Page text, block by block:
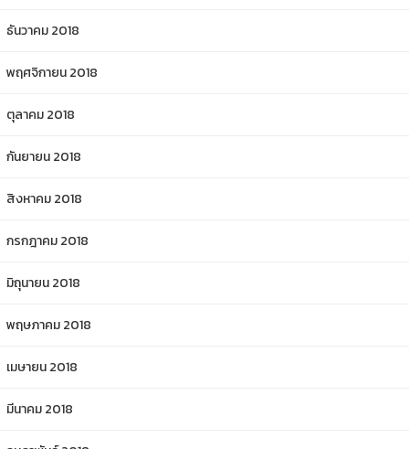
ธันวาคม 2018
พฤศจิกายน 2018
ตุลาคม 2018
กันยายน 2018
สิงหาคม 2018
กรกฎาคม 2018
มิถุนายน 2018
พฤษภาคม 2018
เมษายน 2018
มีนาคม 2018